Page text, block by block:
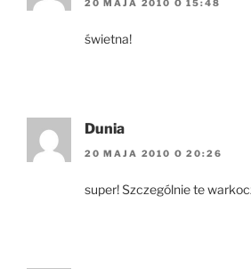
20 MAJA 2010 O 15:48
świetna!
Dunia
20 MAJA 2010 O 20:26
super! Szczególnie te